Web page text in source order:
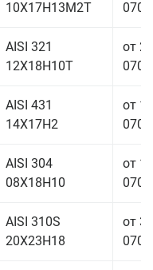
10Х17Н13М2Т
AISI 321
12Х18Н10Т
от
AISI 431
14Х17Н2
от
AISI 304
08Х18Н10
от
AISI 310S
20Х23Н18
от